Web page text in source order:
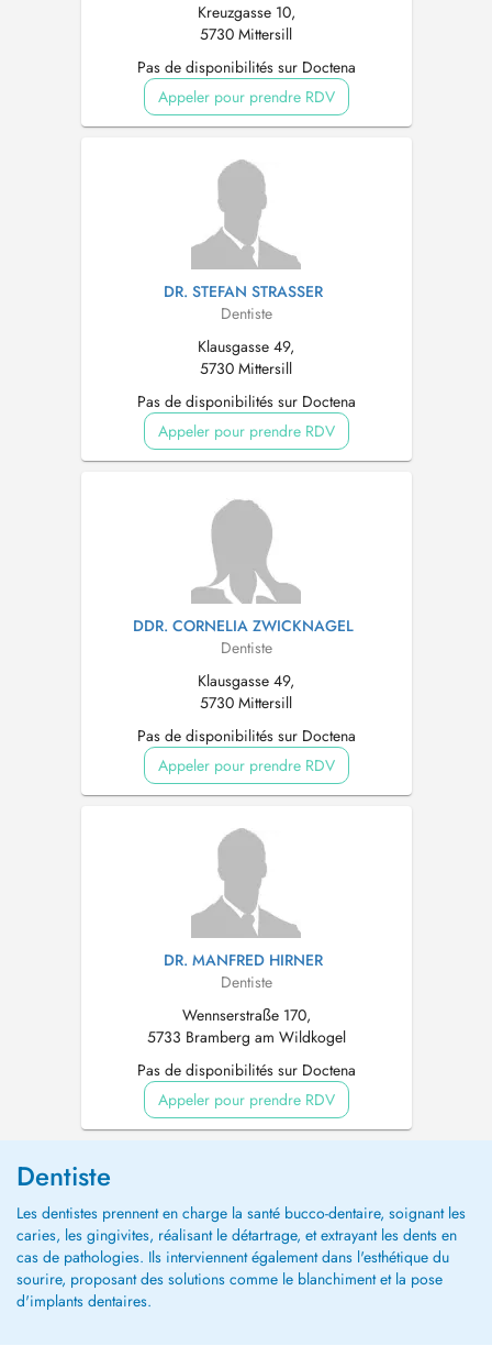
Kreuzgasse 10,
5730 Mittersill
Pas de disponibilités sur Doctena
Appeler pour prendre RDV
DR. STEFAN STRASSER
Dentiste
Klausgasse 49,
5730 Mittersill
Pas de disponibilités sur Doctena
Appeler pour prendre RDV
DDR. CORNELIA ZWICKNAGEL
Dentiste
Klausgasse 49,
5730 Mittersill
Pas de disponibilités sur Doctena
Appeler pour prendre RDV
DR. MANFRED HIRNER
Dentiste
Wennserstraße 170,
5733 Bramberg am Wildkogel
Pas de disponibilités sur Doctena
Appeler pour prendre RDV
Dentiste
Les dentistes prennent en charge la santé bucco-dentaire, soignant les
caries, les gingivites, réalisant le détartrage, et extrayant les dents en
cas de pathologies. Ils interviennent également dans l'esthétique du
sourire, proposant des solutions comme le blanchiment et la pose
d'implants dentaires.